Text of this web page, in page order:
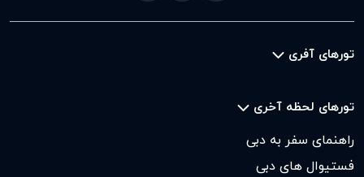
تورهای آفری
تورهای لحظه آخری
راهنمای سفر به دبی
فستیوال های دبی